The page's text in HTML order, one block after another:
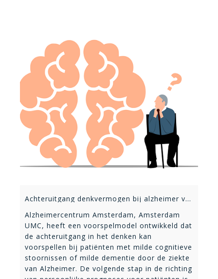
Achteruitgang denkvermogen bij alzheimer voorspellen
Alzheimercentrum Amsterdam, Amsterdam
UMC, heeft een voorspelmodel ontwikkeld dat
de achteruitgang in het denken kan
voorspellen bij patiënten met milde cognitieve
stoornissen of milde dementie door de ziekte
van Alzheimer. De volgende stap in de richting